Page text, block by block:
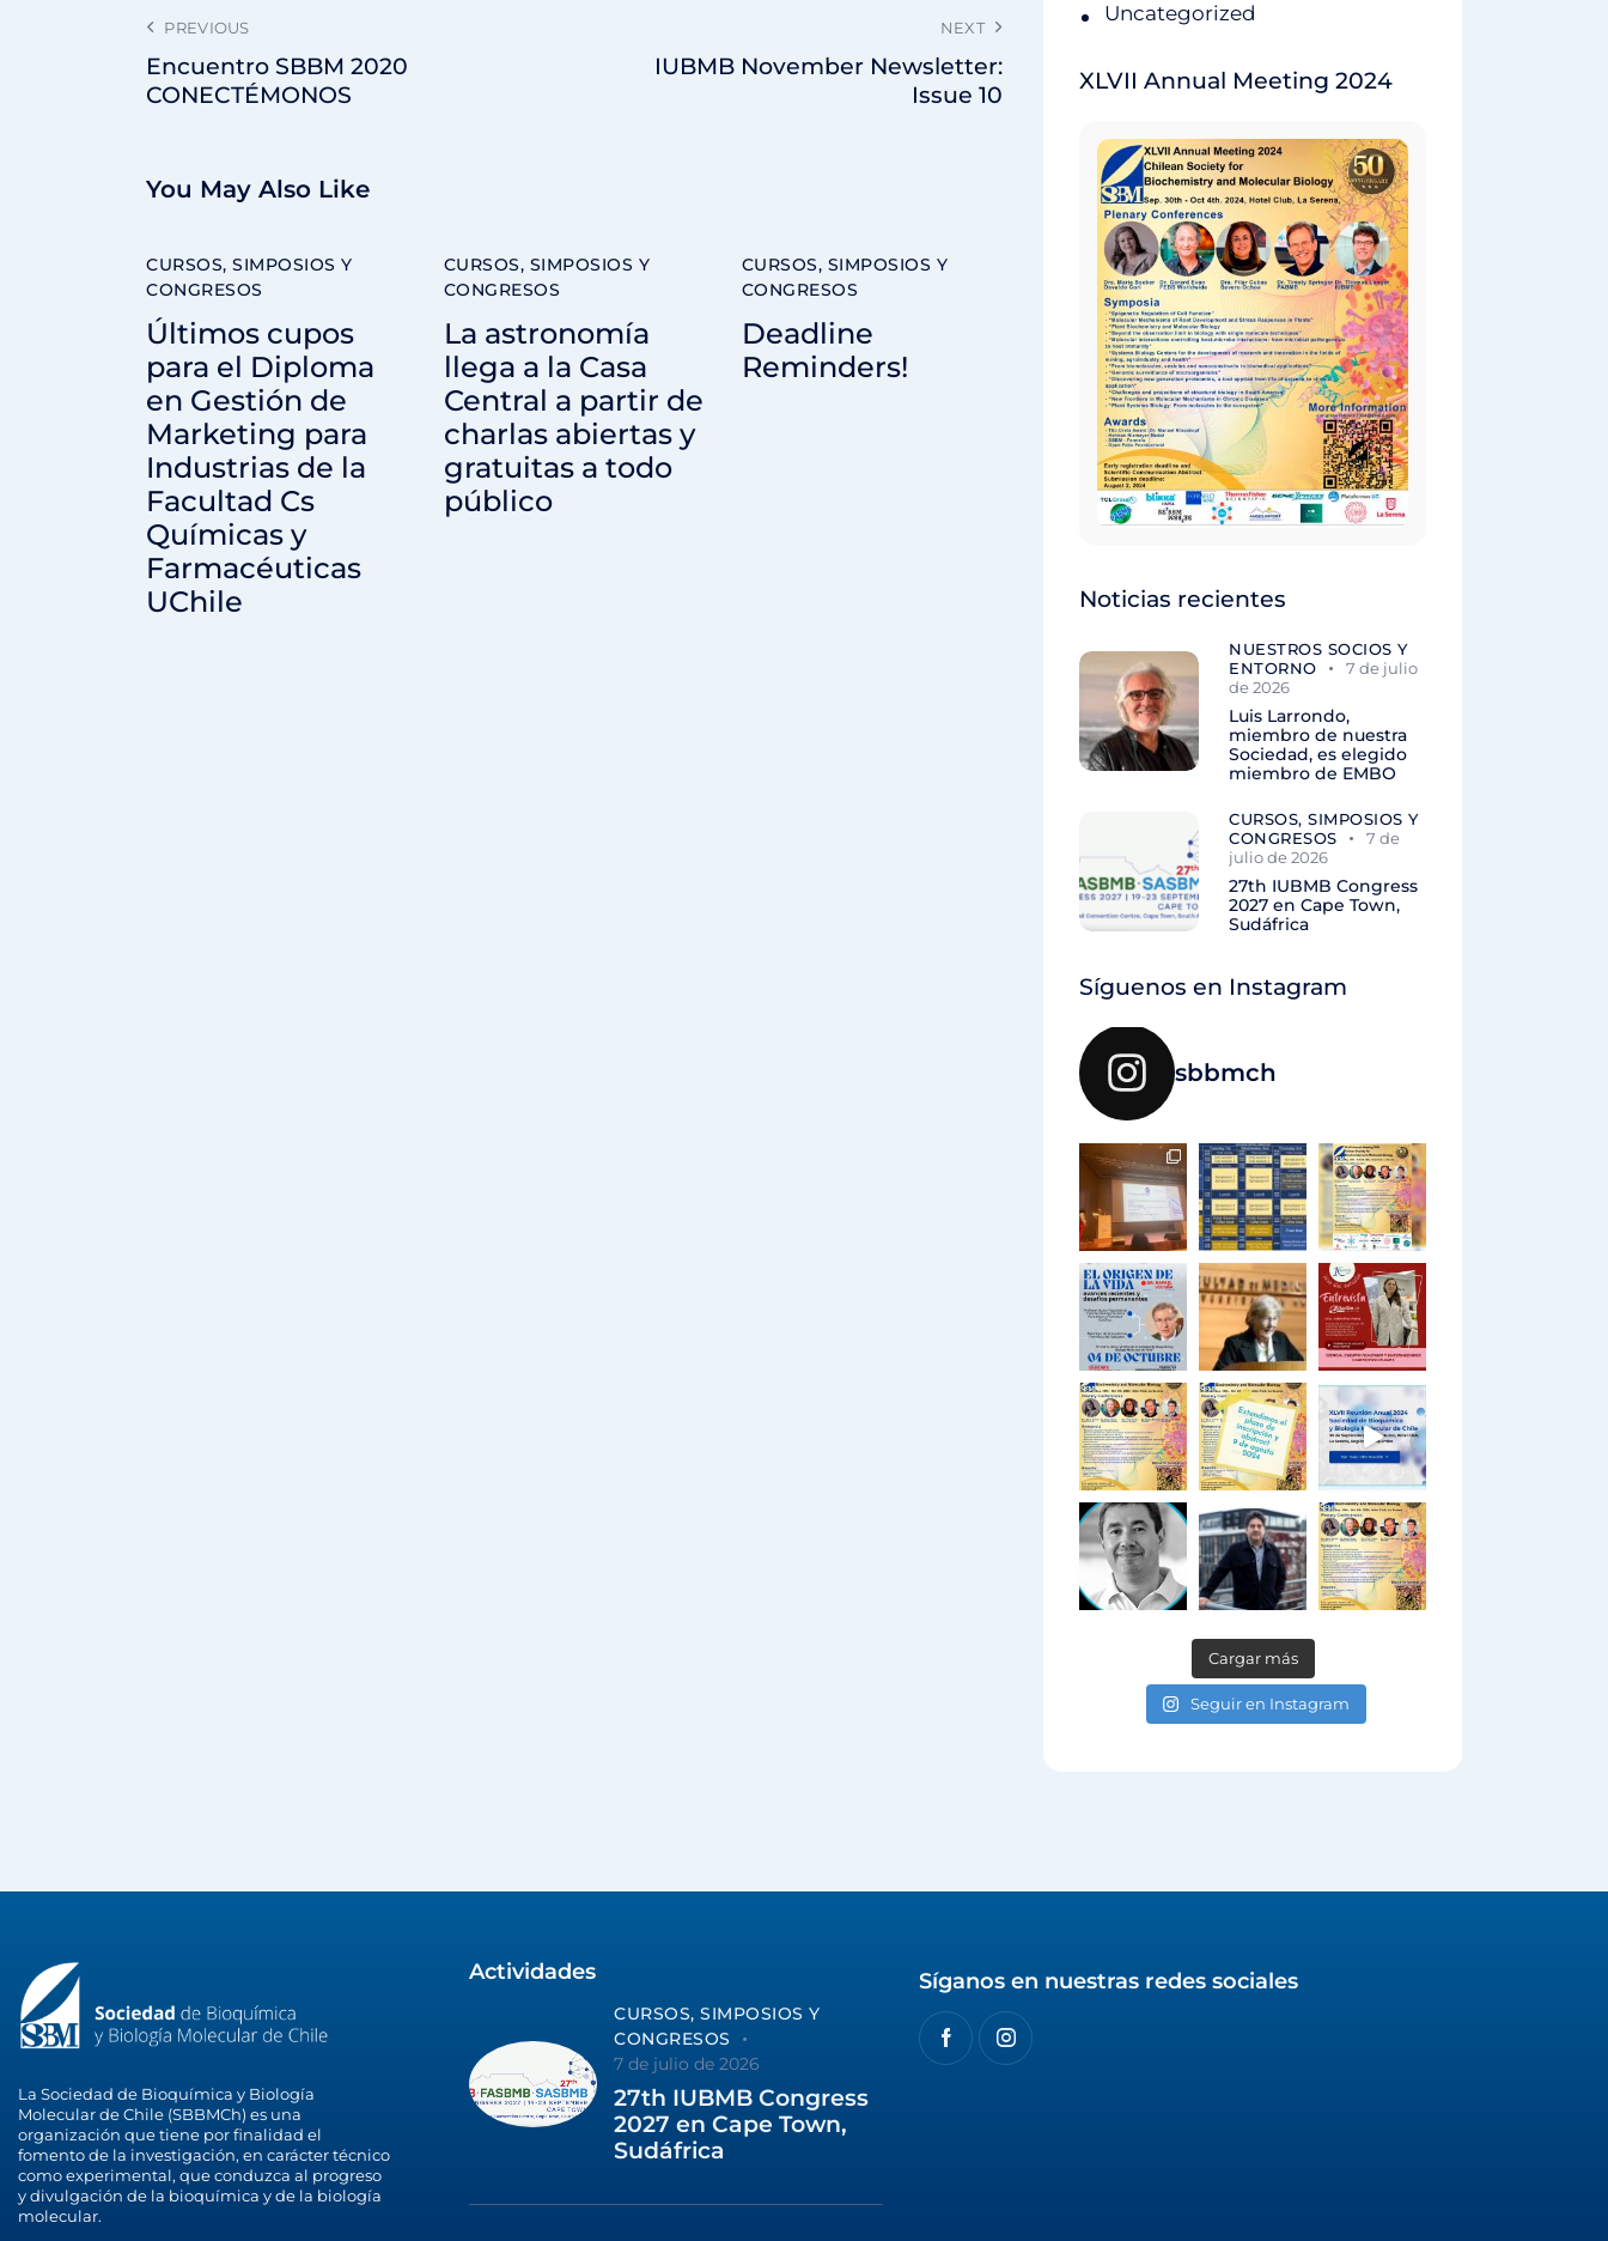
PREVIOUS
Encuentro SBBM 2020
CONECTÉMONOS
NEXT
IUBMB November Newsletter:
Issue 10
You May Also Like
CURSOS, SIMPOSIOS Y
CONGRESOS
Últimos cupos
para el Diploma
en Gestión de
Marketing para
Industrias de la
Facultad Cs
Químicas y
Farmacéuticas
UChile
CURSOS, SIMPOSIOS Y
CONGRESOS
La astronomía
llega a la Casa
Central a partir de
charlas abiertas y
gratuitas a todo
público
CURSOS, SIMPOSIOS Y
CONGRESOS
Deadline
Reminders!
Uncategorized
XLVII Annual Meeting 2024
Noticias recientes
NUESTROS SOCIOS Y
ENTORNO
7 de julio
de 2026
Luis Larrondo,
miembro de nuestra
Sociedad, es elegido
miembro de EMBO
CURSOS, SIMPOSIOS Y
CONGRESOS
7 de
julio de 2026
27th IUBMB Congress
2027 en Cape Town,
Sudáfrica
Síguenos en Instagram
sbbmch
Cargar más
Seguir en Instagram
La Sociedad de Bioquímica y Biología
Molecular de Chile (SBBMCh) es una
organización que tiene por finalidad el
fomento de la investigación, en carácter técnico
como experimental, que conduzca al progreso
y divulgación de la bioquímica y de la biología
molecular.
Actividades
CURSOS, SIMPOSIOS Y
CONGRESOS
7 de julio de 2026
27th IUBMB Congress
2027 en Cape Town,
Sudáfrica
Síganos en nuestras redes sociales